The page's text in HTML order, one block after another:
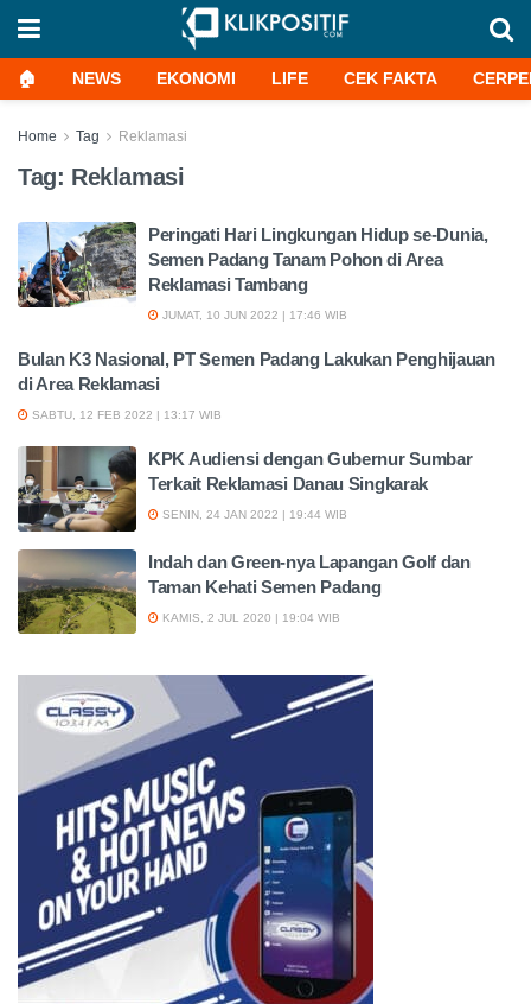
🏠 NEWS EKONOMI LIFE CEK FAKTA
Home Tag Reklamasi
Tag: Reklamasi
Peringati Hari Lingkungan Hidup se-Dunia,
Semen Padang Tanam Pohon di Area
Reklamasi Tambang
JUMAT, 10 JUN 2022 | 17:46 WIB
Bulan K3 Nasional, PT Semen Padang Lakukan Penghijauan
di Area Reklamasi
SABTU, 12 FEB 2022 | 13:17 WIB
KPK Audiensi dengan Gubernur Sumbar
Terkait Reklamasi Danau Singkarak
SENIN, 24 JAN 2022 | 19:44 WIB
Indah dan Green-nya Lapangan Golf dan
Taman Kehati Semen Padang
KAMIS, 2 JUL 2020 | 19:04 WIB